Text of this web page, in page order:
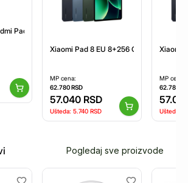
Pad 2 8GB/256GB/zelena
Xiaomi Pad 8 EU 8+256 Gray
MP cena:
62.780RSD
57.040 RSD
Ušteda: 5.740 RSD
Xiaomi
MP cena:
62.780
Ušteda:
Pogledaj sve proizvode